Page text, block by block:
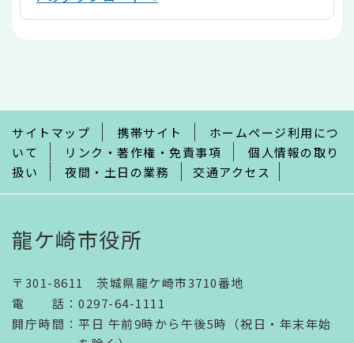
で
サイトマップ 携帯サイト
ホームページ利用につ
いて
リンク・著作権・免責事項
個人情報の取り
扱い
夜間・土日の業務 交通アクセス
龍ケ崎市役所
〒301-8611 茨城県龍ケ崎市3710番地
電話 ： 0297-64-1111
開庁時間 ： 平日 午前9時から午後5時（祝日・年末年始